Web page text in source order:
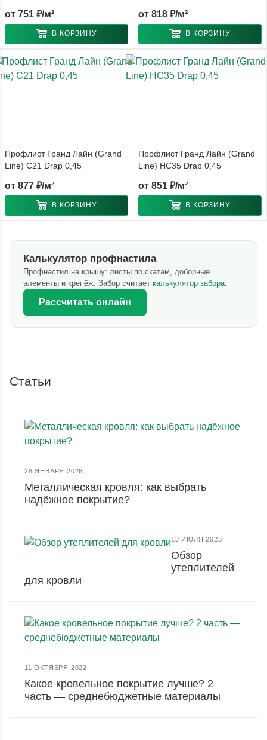
от 751 ₽/м²
В КОРЗИНУ
от 818 ₽/м²
В КОРЗИНУ
Профлист Гранд Лайн (Grand
Line) С21 Drap 0,45
от 877 ₽/м²
В КОРЗИНУ
Профлист Гранд Лайн (Grand
Line) НС35 Drap 0,45
от 851 ₽/м²
В КОРЗИНУ
Калькулятор профнастила
Профнастил на крышу: листы по скатам, доборные
элементы и крепёж. Забор считает калькулятор забора.
Рассчитать онлайн
Статьи
28 ЯНВАРЯ 2026
Металлическая кровля: как выбрать
надёжное покрытие?
13 ИЮЛЯ 2023
Обзор
утеплителей
для кровли
11 ОКТЯБРЯ 2022
Какое кровельное покрытие лучше? 2
часть — среднебюджетные материалы